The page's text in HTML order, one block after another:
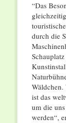
“Das
durch die
Wäldchen.
ist das
um die
werden“,